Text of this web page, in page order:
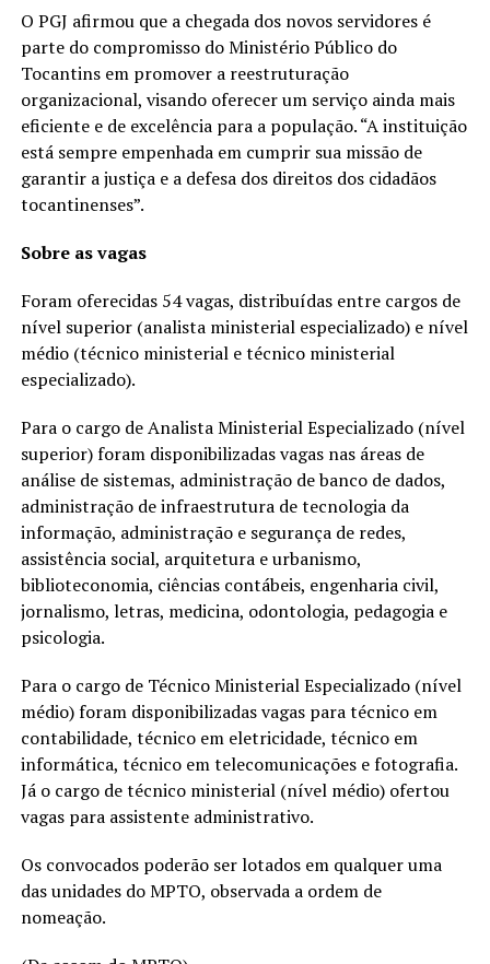
O PGJ afirmou que a chegada dos novos servidores é
parte do compromisso do Ministério Público do
Tocantins em promover a reestruturação
organizacional, visando oferecer um serviço ainda mais
eficiente e de excelência para a população. “A instituição
está sempre empenhada em cumprir sua missão de
garantir a justiça e a defesa dos direitos dos cidadãos
tocantinenses”.
Sobre as vagas
Foram oferecidas 54 vagas, distribuídas entre cargos de
nível superior (analista ministerial especializado) e nível
médio (técnico ministerial e técnico ministerial
especializado).
Para o cargo de Analista Ministerial Especializado (nível
superior) foram disponibilizadas vagas nas áreas de
análise de sistemas, administração de banco de dados,
administração de infraestrutura de tecnologia da
informação, administração e segurança de redes,
assistência social, arquitetura e urbanismo,
biblioteconomia, ciências contábeis, engenharia civil,
jornalismo, letras, medicina, odontologia, pedagogia e
psicologia.
Para o cargo de Técnico Ministerial Especializado (nível
médio) foram disponibilizadas vagas para técnico em
contabilidade, técnico em eletricidade, técnico em
informática, técnico em telecomunicações e fotografia.
Já o cargo de técnico ministerial (nível médio) ofertou
vagas para assistente administrativo.
Os convocados poderão ser lotados em qualquer uma
das unidades do MPTO, observada a ordem de
nomeação.